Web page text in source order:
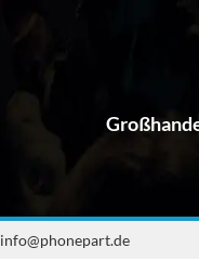
info@phonepart.de